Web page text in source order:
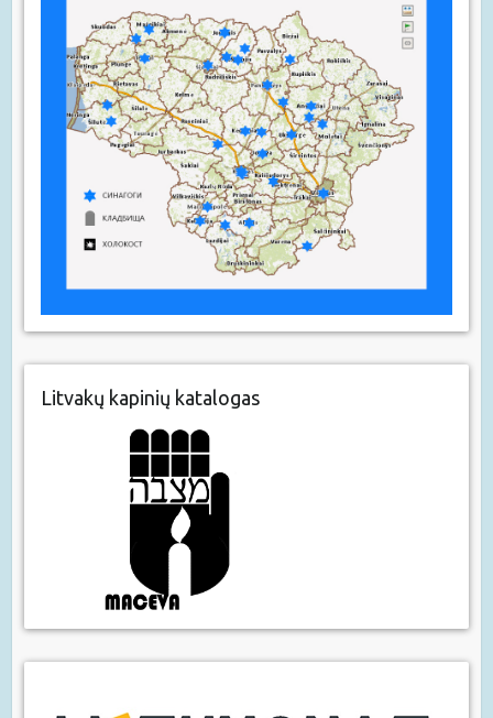
Litvakų kapinių katalogas